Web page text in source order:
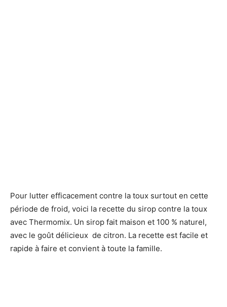
Pour lutter efficacement contre la toux surtout en cette
période de froid, voici la recette du sirop contre la toux
avec Thermomix. Un sirop fait maison et 100 % naturel,
avec le goût délicieux de citron. La recette est facile et
rapide à faire et convient à toute la famille.